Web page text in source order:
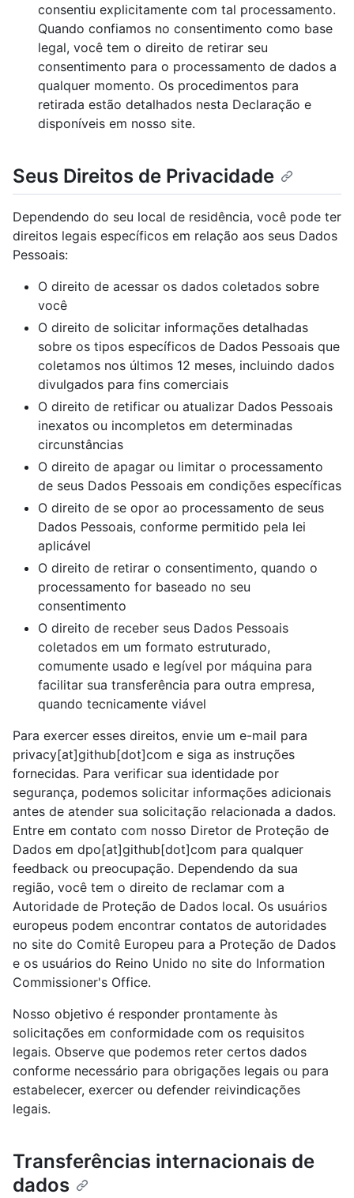
consentiu explicitamente com tal processamento.
Quando confiamos no consentimento como base
legal, você tem o direito de retirar seu
consentimento para o processamento de dados a
qualquer momento. Os procedimentos para
retirada estão detalhados nesta Declaração e
disponíveis em nosso site.
Seus Direitos de Privacidade
Dependendo do seu local de residência, você pode ter
direitos legais específicos em relação aos seus Dados
Pessoais:
O direito de acessar os dados coletados sobre
você
O direito de solicitar informações detalhadas
sobre os tipos específicos de Dados Pessoais que
coletamos nos últimos 12 meses, incluindo dados
divulgados para fins comerciais
O direito de retificar ou atualizar Dados Pessoais
inexatos ou incompletos em determinadas
circunstâncias
O direito de apagar ou limitar o processamento
de seus Dados Pessoais em condições específicas
O direito de se opor ao processamento de seus
Dados Pessoais, conforme permitido pela lei
aplicável
O direito de retirar o consentimento, quando o
processamento for baseado no seu
consentimento
O direito de receber seus Dados Pessoais
coletados em um formato estruturado,
comumente usado e legível por máquina para
facilitar sua transferência para outra empresa,
quando tecnicamente viável
Para exercer esses direitos, envie um e-mail para
privacy[at]github[dot]com e siga as instruções
fornecidas. Para verificar sua identidade por
segurança, podemos solicitar informações adicionais
antes de atender sua solicitação relacionada a dados.
Entre em contato com nosso Diretor de Proteção de
Dados em dpo[at]github[dot]com para qualquer
feedback ou preocupação. Dependendo da sua
região, você tem o direito de reclamar com a
Autoridade de Proteção de Dados local. Os usuários
europeus podem encontrar contatos de autoridades
no site do Comitê Europeu para a Proteção de Dados
e os usuários do Reino Unido no site do Information
Commissioner's Office.
Nosso objetivo é responder prontamente às
solicitações em conformidade com os requisitos
legais. Observe que podemos reter certos dados
conforme necessário para obrigações legais ou para
estabelecer, exercer ou defender reivindicações
legais.
Transferências internacionais de
dados